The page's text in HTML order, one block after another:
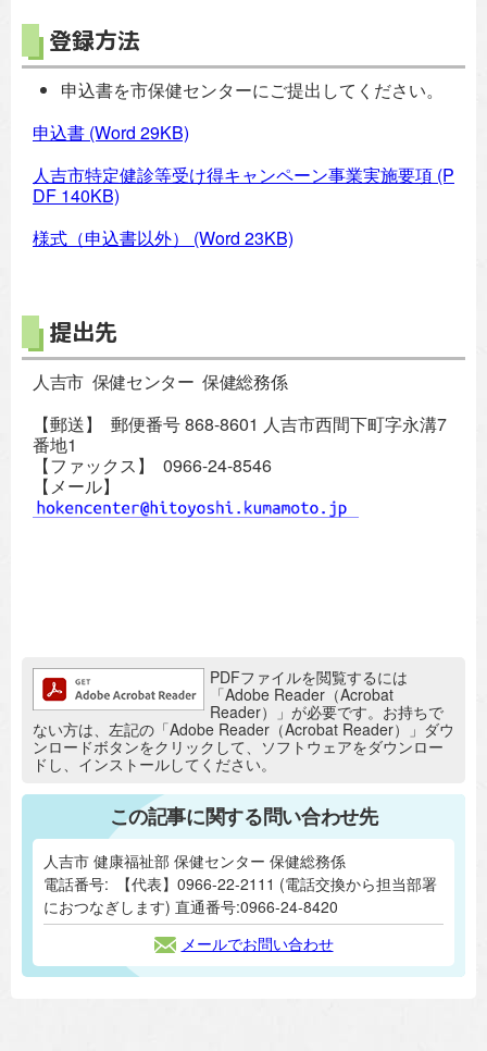
登録方法
申込書を市保健センターにご提出してください。
申込書 (Word 29KB)
人吉市特定健診等受け得キャンペーン事業実施要項 (P
DF 140KB)
様式（申込書以外）
(Word 23KB)
提出先
人吉市 保健センター 保健総務係
【郵送】 郵便番号 868-8601 人吉市西間下町字永溝7
番地1
【ファックス】 0966-24-8546
【メール】
追加情報：PDFファイルPDFファイルを閲覧するには
「Adobe Reader（Acrobat
Reader）」が必要です。お持ちで
ない方は、左記の「Adobe Reader（Acrobat Reader）」ダウ
ンロードボタンをクリックして、ソフトウェアをダウンロー
ドし、インストールしてください。
この記事に関する問い合わせ先
人吉市 健康福祉部 保健センター 保健総務係
電話番号:
【代表】0966-22-2111 (電話交換から担当部署
におつなぎします) 直通番号:0966-24-8420
メールでお問い合わせ